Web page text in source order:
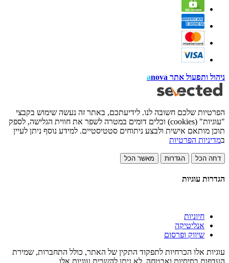
ניהול ותפעול אתר anova
הפרטיות שלכם חשובה לנו. לידיעתכם, באתר זה נעשה שימוש בקבצי
"עוגיות" (cookies) וכלים דומים במטרה לשפר את חווית הגלישה, לספק
תוכן מותאם אישית ולבצע ניתוחים סטטיסטיים. למידע נוסף ניתן לעיין
במדיניות הפרטיות
דחה הכל הגדרות מאשר הכל
הגדרות עוגיות
חיוניות
אנליטיקה
שיווק ופרסום
עוגיות אלו הכרחיות לתפקוד התקין של האתר, כולל התחברות, שמירת